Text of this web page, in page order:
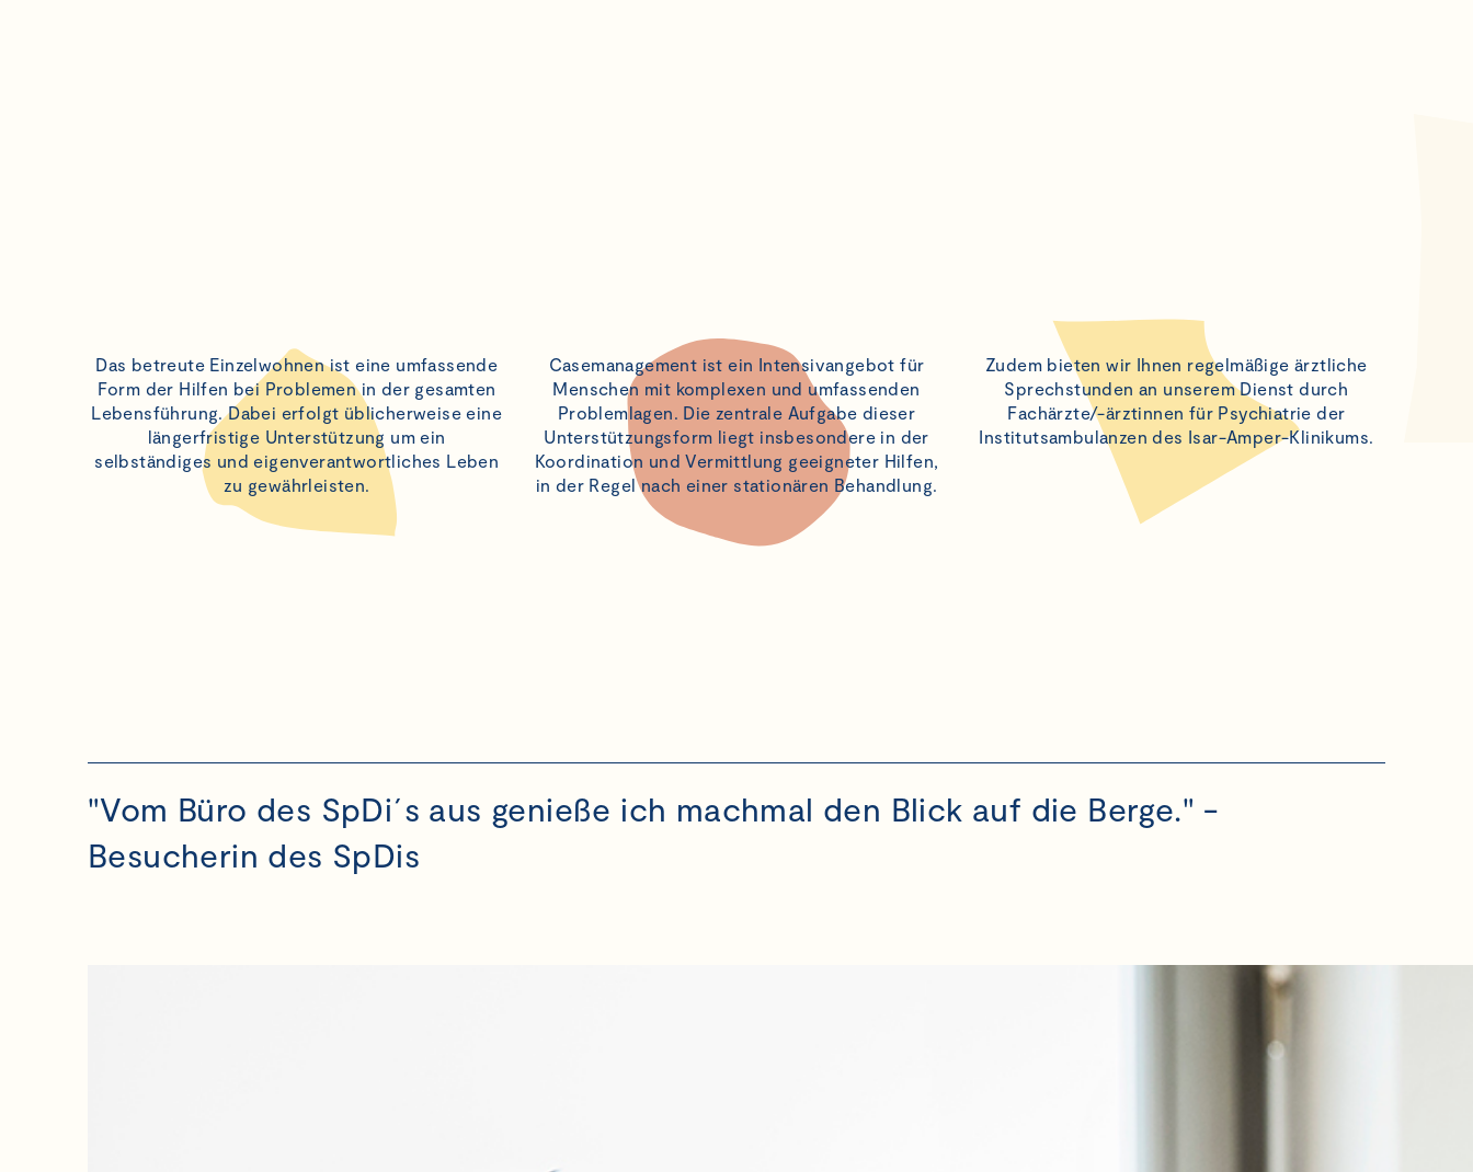
Das betreute Einzelwohnen ist eine umfassende
Form der Hilfen bei Problemen in der gesamten
Lebensführung. Dabei erfolgt üblicherweise eine
längerfristige Unterstützung um ein
selbständiges und eigenverantwortliches Leben
zu gewährleisten.
Casemanagement ist ein Intensivangebot für
Menschen mit komplexen und umfassenden
Problemlagen. Die zentrale Aufgabe dieser
Unterstützungsform liegt insbesondere in der
Koordination und Vermittlung geeigneter Hilfen,
in der Regel nach einer stationären Behandlung.
Zudem bieten wir Ihnen regelmäßige ärztliche
Sprechstunden an unserem Dienst durch
Fachärzte/-ärztinnen für Psychiatrie der
Institutsambulanzen des Isar-Amper-Klinikums.
"Vom Büro des SpDi´s aus genieße ich machmal den Blick auf die Berge." -
Besucherin des SpDis